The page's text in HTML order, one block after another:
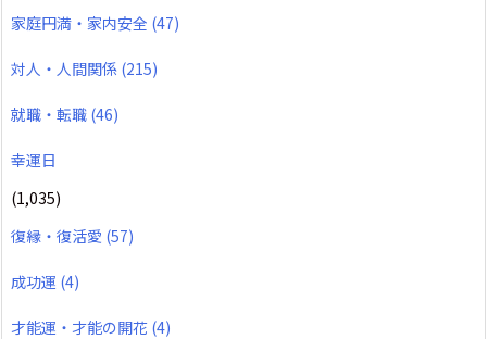
家庭円満・家内安全 (47)
対人・人間関係 (215)
就職・転職 (46)
幸運日
(1,035)
復縁・復活愛 (57)
成功運 (4)
才能運・才能の開花 (4)